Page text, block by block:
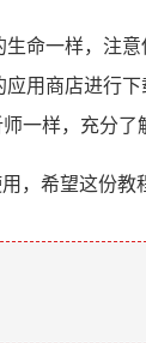
命一样，注
用商店进行
一样，充分
，希望这份